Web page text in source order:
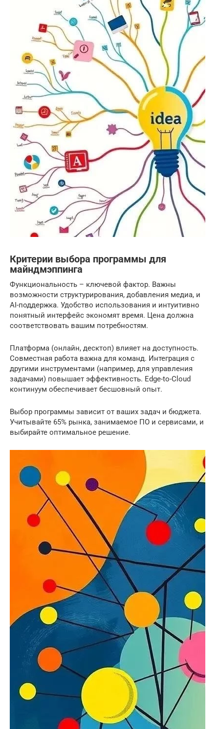
Критерии выбора программы для
майндмэппинга
Функциональность – ключевой фактор. Важны
возможности структурирования, добавления медиа, и
AI-поддержка. Удобство использования и интуитивно
понятный интерфейс экономят время. Цена должна
соответствовать вашим потребностям.
Платформа (онлайн, десктоп) влияет на доступность.
Совместная работа важна для команд. Интеграция с
другими инструментами (например, для управления
задачами) повышает эффективность. Edge-to-Cloud
континуум обеспечивает бесшовный опыт.
Выбор программы зависит от ваших задач и бюджета.
Учитывайте 65% рынка, занимаемое ПО и сервисами, и
выбирайте оптимальное решение.